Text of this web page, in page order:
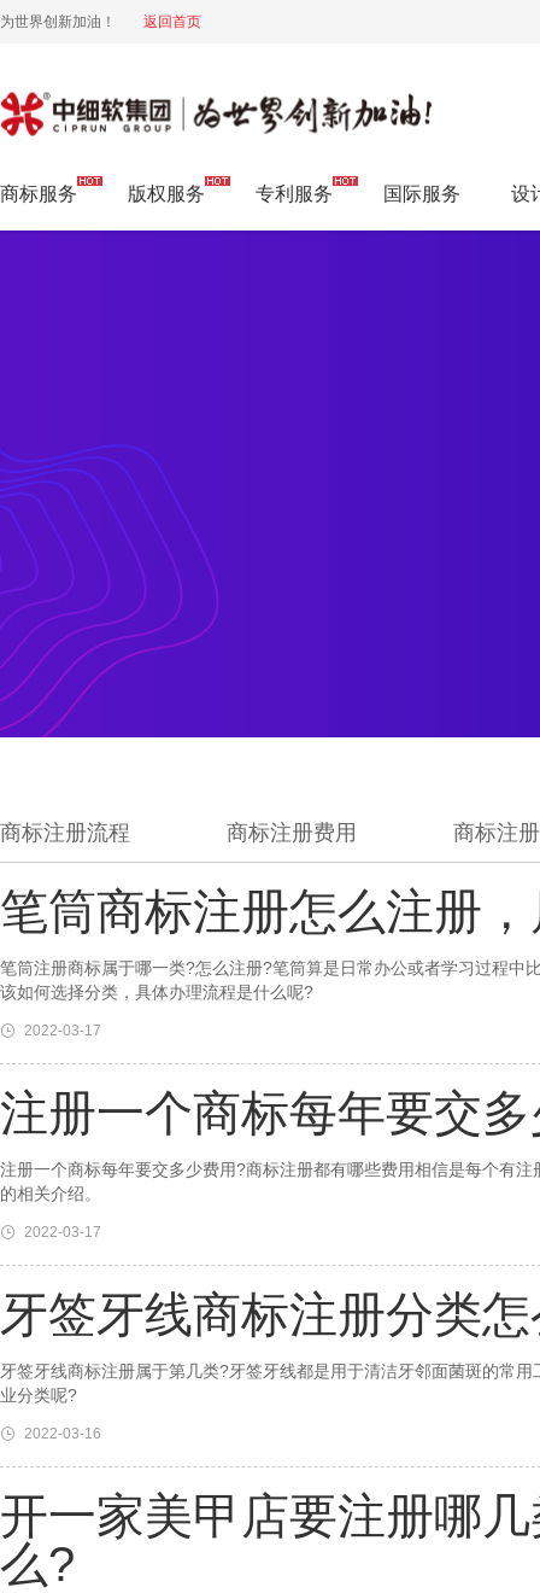
为世界创新加油！ 返回首页
商标服务
商标服务 版权服务 专利服务 国际服务 设
商标注册流程 商标注册费用 商标注
笔筒商标注册怎么注册
笔筒注册商标属于哪一类?怎么注册?笔筒算是日常办公或者学习过程
该如何选择分类，具体办理流程是什么呢?
2022-03-17
注册一个商标每年要交
注册一个商标每年要交多少费用?商标注册都有哪些费用相信是每个有
的相关介绍。
2022-03-17
牙签牙线商标注册分类
牙签牙线商标注册属于第几类?牙签牙线都是用于清洁牙邻面菌斑的常
业分类呢?
2022-03-16
开一家美甲店要注册哪
么?